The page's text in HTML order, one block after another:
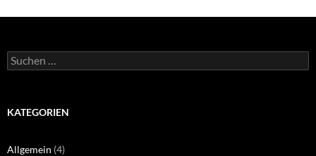
Suchen
nach:
KATEGORIEN
Allgemein (4)